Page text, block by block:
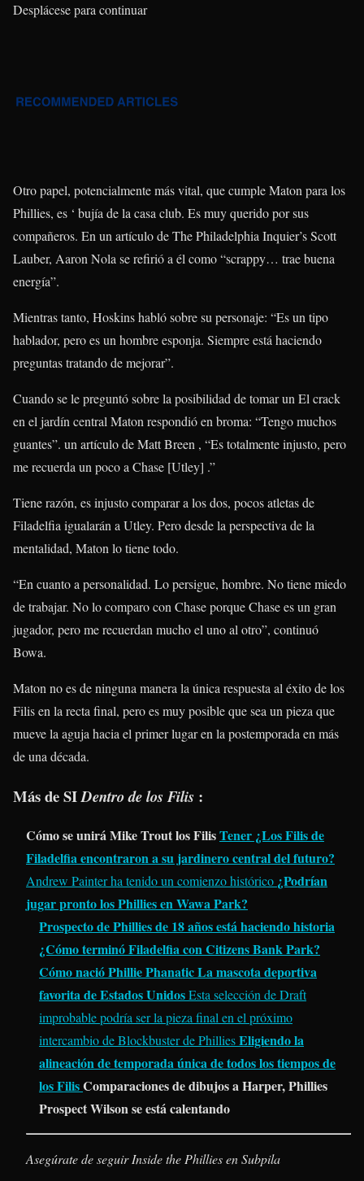
Desplácese para continuar
Otro papel, potencialmente más vital, que cumple Maton para los
Phillies, es ‘ bujía de la casa club. Es muy querido por sus
compañeros. En un artículo de The Philadelphia Inquier’s Scott
Lauber, Aaron Nola se refirió a él como “scrappy… trae buena
energía”.
Mientras tanto, Hoskins habló sobre su personaje: “Es un tipo
hablador, pero es un hombre esponja. Siempre está haciendo
preguntas tratando de mejorar”.
Cuando se le preguntó sobre la posibilidad de tomar un El crack
en el jardín central Maton respondió en broma: “Tengo muchos
guantes”. un artículo de Matt Breen , “Es totalmente injusto, pero
me recuerda un poco a Chase [Utley] .”
Tiene razón, es injusto comparar a los dos, pocos atletas de
Filadelfia igualarán a Utley. Pero desde la perspectiva de la
mentalidad, Maton lo tiene todo.
“En cuanto a personalidad. Lo persigue, hombre. No tiene miedo
de trabajar. No lo comparo con Chase porque Chase es un gran
jugador, pero me recuerdan mucho el uno al otro”, continuó
Bowa.
Maton no es de ninguna manera la única respuesta al éxito de los
Filis en la recta final, pero es muy posible que sea un pieza que
mueve la aguja hacia el primer lugar en la postemporada en más
de una década.
Más de SIDentro de los Filis :
Cómo se unirá Mike Trout los FilisTener ¿Los Filis de
Filadelfia encontraron a su jardinero central del futuro?
Andrew Painter ha tenido un comienzo histórico ¿Podrían
jugar pronto los Phillies en Wawa Park?
Prospecto de Phillies de 18 años está haciendo historia
¿Cómo terminó Filadelfia con Citizens Bank Park?
Cómo nació Phillie Phanatic La mascota deportiva
favorita de Estados UnidosEsta selección de Draft
improbable podría ser la pieza final en el próximo
intercambio de Blockbuster de PhilliesEligiendo la
alineación de temporada única de todos los tiempos de
los FilisComparaciones de dibujos a Harper, Phillies
Prospect Wilson se está calentando
Asegúrate de seguir Inside the Phillies enSubpila